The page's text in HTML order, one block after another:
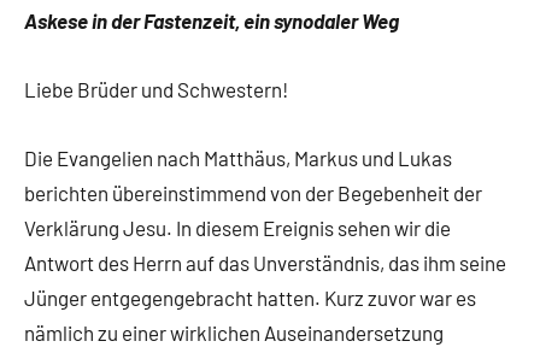
Askese in der Fastenzeit, ein synodaler Weg
Liebe Brüder und Schwestern!
Die Evangelien nach Matthäus, Markus und Lukas
berichten übereinstimmend von der Begebenheit der
Verklärung Jesu. In diesem Ereignis sehen wir die
Antwort des Herrn auf das Unverständnis, das ihm seine
Jünger entgegengebracht hatten. Kurz zuvor war es
nämlich zu einer wirklichen Auseinandersetzung